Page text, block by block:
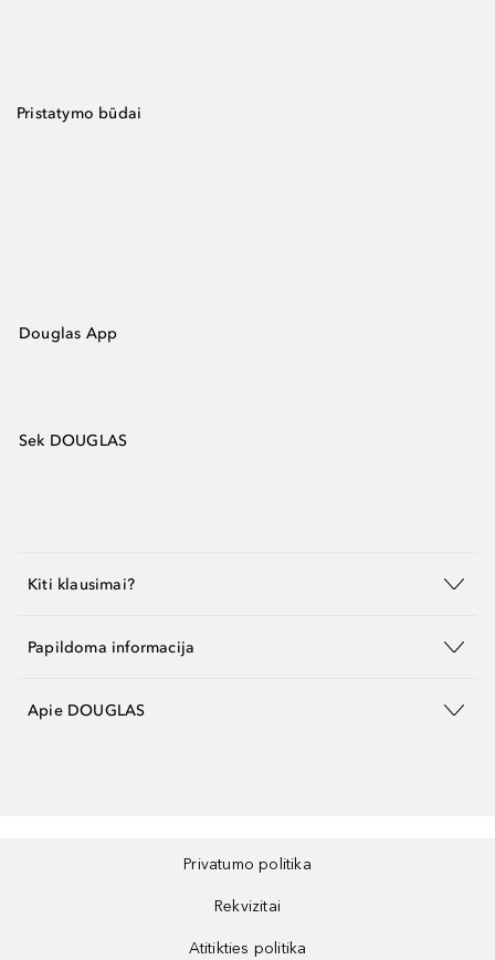
Pristatymo būdai
Douglas App
Sek DOUGLAS
Kiti klausimai?
Papildoma informacija
Apie DOUGLAS
Privatumo politika
Rekvizitai
Atitikties politika